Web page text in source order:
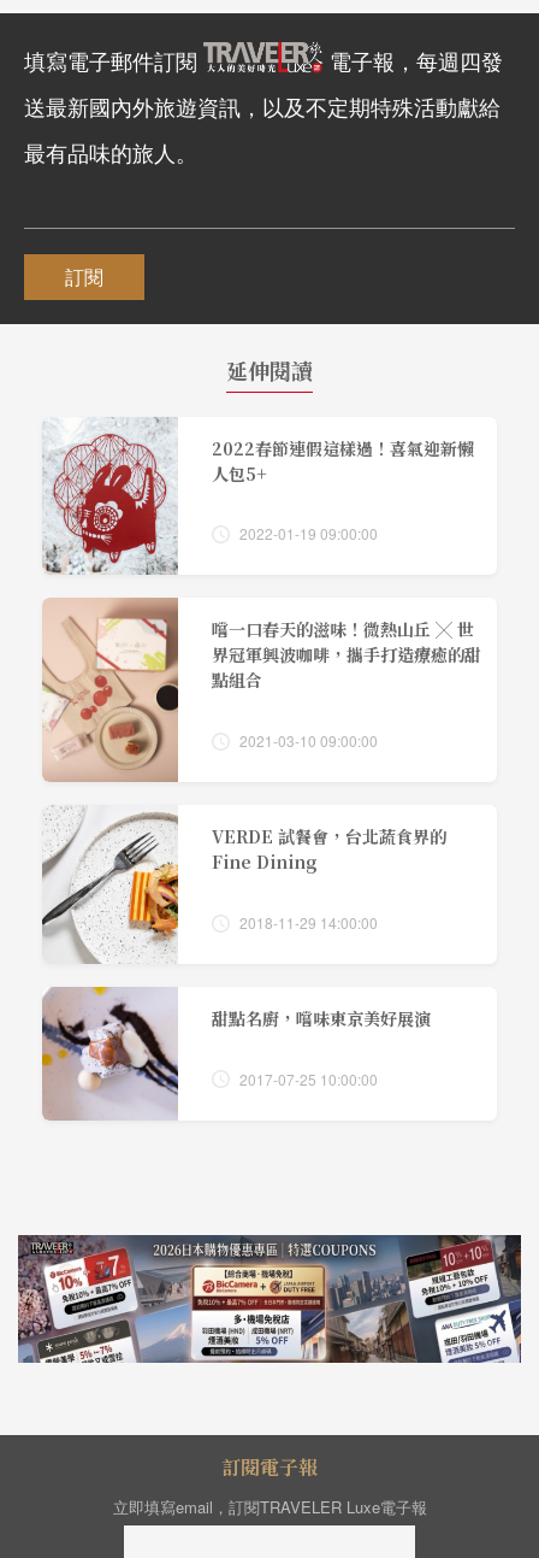
填寫電子郵件訂閱
電子報，每週四發
送最新國內外旅遊資訊，以及不定期特殊活動獻給
最有品味的旅人。
訂閱
延伸閱讀
2022春節連假這樣過！喜氣迎新懶
人包5+
2022-01-19 09:00:00
嚐一口春天的滋味！微熱山丘 ╳ 世
界冠軍興波咖啡，攜手打造療癒的甜
點組合
2021-03-10 09:00:00
VERDE 試餐會，台北蔬食界的
Fine Dining
2018-11-29 14:00:00
甜點名廚，嚐味東京美好展演
2017-07-25 10:00:00
訂閱電子報
立即填寫email，訂閱TRAVELER Luxe電子報